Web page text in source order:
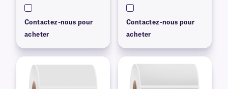
Contactez-nous pour
acheter
Contactez-nous pour
acheter